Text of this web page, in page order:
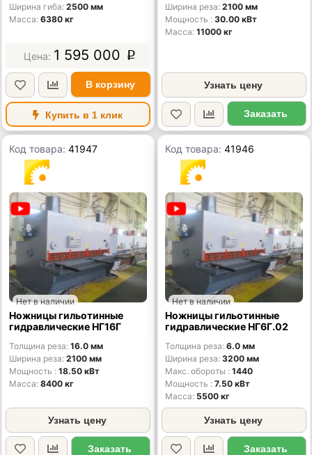
Ширина гиба 2500 мм
Масса 6380 кг
1 595 000 p
В корзину
Купить в 1 клик
Ширина реза 2100 мм
Мощность
30.00 кВт
Масса 11000 кг
Узнать цену
Заказать
Код товара:41947
Нет в наличии
Ножницы гильотинные
гидравлические НГ16Г
Толщина реза 16.0 мм
Ширина реза 2100 мм
Мощность
18.50 кВт
Масса 8400 кг
Узнать цену
Заказать
Код товара:41946
Нет в наличии
Ножницы гильотинные
гидравлические НГ6Г.02
Толщина реза 6.0 мм
Ширина реза 3200 мм
Макс. обороты
1440
Мощность
7.50 кВт
Масса 5500 кг
Узнать цену
Заказать